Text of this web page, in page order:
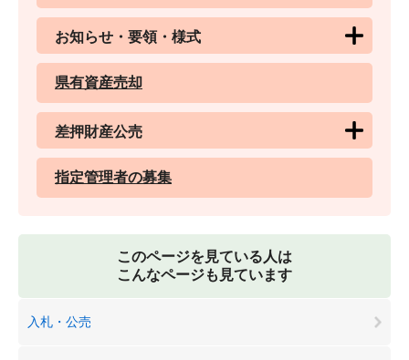
お知らせ・要領・様式
県有資産売却
差押財産公売
指定管理者の募集
このページを見ている人は
こんなページも見ています
入札・公売